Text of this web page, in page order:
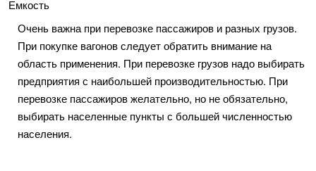
Емкость
Очень важна при перевозке пассажиров и разных грузов.
При покупке вагонов следует обратить внимание на
область применения. При перевозке грузов надо выбирать
предприятия с наибольшей производительностью. При
перевозке пассажиров желательно, но не обязательно,
выбирать населенные пункты с большей численностью
населения.